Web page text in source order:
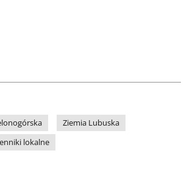
Ziemia Lubuska
lokalne